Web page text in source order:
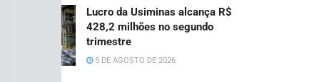
Lucro da Usiminas alcança R$
428,2 milhões no segundo
trimestre
5 DE AGOSTO DE 2026